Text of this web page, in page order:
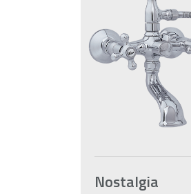
Nostalgia